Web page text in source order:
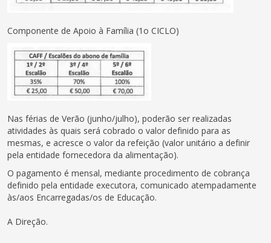
Componente de Apoio à Família (1o CICLO)
Nas férias de Verão (junho/julho), poderão ser realizadas
atividades às quais será cobrado o valor definido para as
mesmas, e acresce o valor da refeição (valor unitário a definir
pela entidade fornecedora da alimentação).
O pagamento é mensal, mediante procedimento de cobrança
definido pela entidade executora, comunicado atempadamente
às/aos Encarregadas/os de Educação.
A Direção.